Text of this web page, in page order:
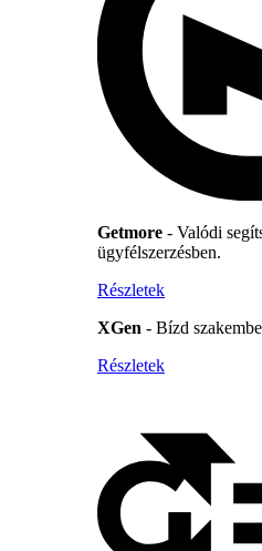
Getmore - Valódi
ügyfélszerzésben.
Részletek
XGen - Bízd
Részletek